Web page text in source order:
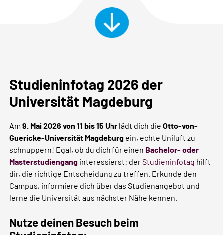
Studieninfotag 2026 der
Universität Magdeburg
Am9. Mai 2026 von 11 bis 15 Uhr lädt dich dieOtto-von-
Guericke-Universität Magdeburg ein, echte Uniluft zu
schnuppern! Egal, ob du dich für einen Bachelor- oder
Masterstudiengang interessierst: derStudieninfotag hilft
dir, die richtige Entscheidung zu treffen. Erkunde den
Campus, informiere dich über das Studienangebot und
lerne die Universität aus nächster Nähe kennen.
Nutze deinen Besuch beim